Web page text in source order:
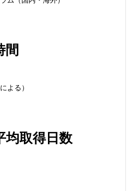
間
よる）
均取得日数